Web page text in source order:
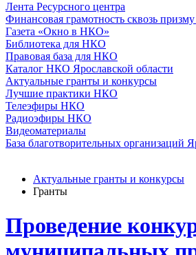
Лента Ресурсного центра
Финансовая грамотность сквозь призму
Газета «Окно в НКО»
Библиотека для НКО
Правовая база для НКО
Каталог НКО Ярославской области
Актуальные гранты и конкурсы
Лучшие практики НКО
Телеэфиры НКО
Радиоэфиры НКО
Видеоматериалы
База благотворительных организаций
Актуальные гранты и конкурсы
Гранты
Проведение